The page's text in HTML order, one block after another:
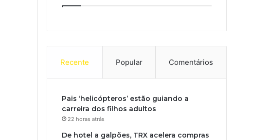
Recente Popular Comentários
Pais ‘helicópteros’ estão guiando a
carreira dos filhos adultos
22 horas atrás
De hotel a galpões, TRX acelera compras